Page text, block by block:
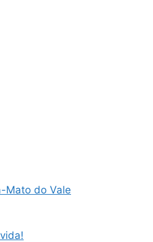
Mato do Vale